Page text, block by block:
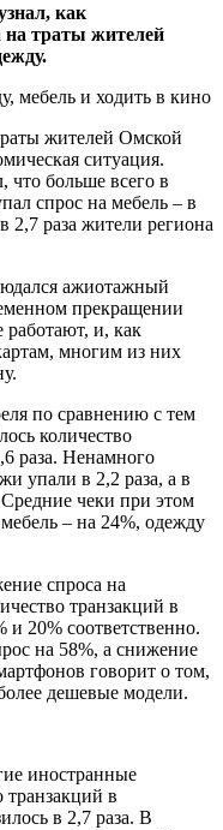
как
на траты жителей
жителей Омской
ситуация.
что больше всего в
спрос на мебель – в
2,7 раза жители региона
ажиотажный
прекращении
работают, и, как
многим из них
по сравнению с тем
количество
раза. Ненамного
упали в 2,2 раза, а в
Средние чеки при этом
– на 24%, одежду
спроса на
транзакций в
и 20% соответственно.
на 58%, а снижение
говорит о том,
дешевые модели.
иностранные
транзакций в
в 2,7 раза. В